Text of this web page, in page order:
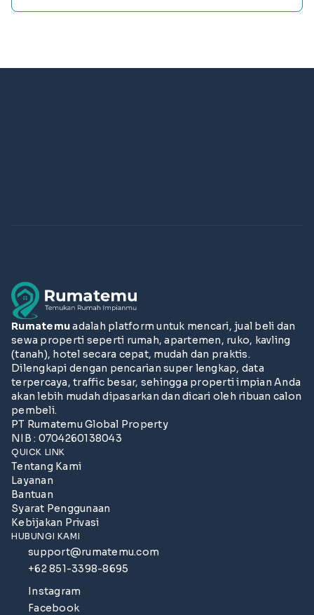
Rumatemuadalah platform untuk mencari, jual beli dan
sewa properti seperti rumah, apartemen, ruko, kavling
(tanah), hotel secara cepat, mudah dan praktis.
Dilengkapi dengan pencarian super lengkap, data
terpercaya, traffic besar, sehingga properti impian Anda
akan lebih mudah dipasarkan dan dicari oleh ribuan calon
pembeli.
PT Rumatemu Global Property
NIB : 0704260138043
QUICK LINK
Tentang Kami
Layanan
Bantuan
Syarat Penggunaan
Kebijakan Privasi
HUBUNGI KAMI
support@rumatemu.com
+62 851-3398-8695
Instagram
Facebook